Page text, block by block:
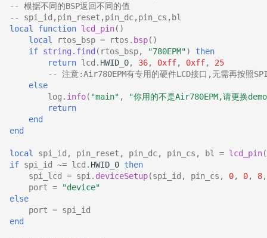
-- 根据不同的BSP返回不同的值
-- spi_id,pin_reset,pin_dc,pin_cs,bl
local
function lcd_pin()
local
rtos_bsp = rtos . bsp()
if string.find ( rtos_bsp, "780EPM")
then
return lcd . HWID_0, 36, 0xff, 0xff,
25
-- 注意:Air780EPM有专用的硬件LCD接口,无需再按照
else
log . info( "main" ,
"你用的不是Air780EPM,请更换
return
end
end
local spi_id , pin_reset , pin_dc, pin_cs , bl = lcd_pin
if spi_id ~= lcd . HWID_0 then
spi_lcd
= spi . deviceSetup(spi_id , pin_cs , 0, 0, 8,
port =
"device"
else
port = spi_id
end